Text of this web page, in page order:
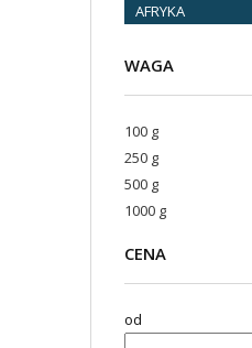
AFRYKA
WAGA
100 g
250 g
500 g
1000 g
CENA
od